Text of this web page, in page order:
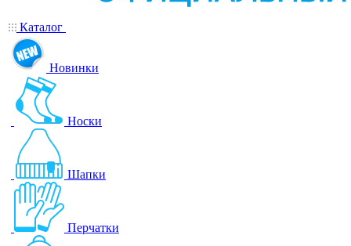
Каталог
Новинки
Носки
Шапки
Перчатки